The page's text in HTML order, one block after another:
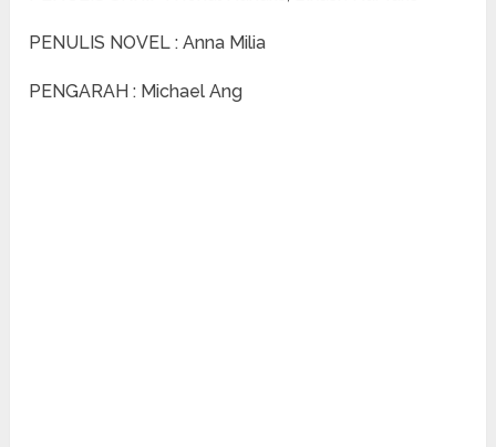
PENULIS NOVEL : Anna Milia
PENGARAH : Michael Ang